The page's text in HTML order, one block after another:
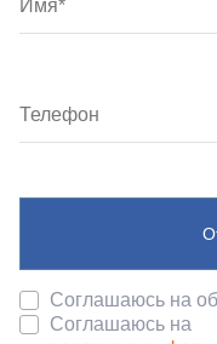
Соглашаюсь на
Соглашаюсь на